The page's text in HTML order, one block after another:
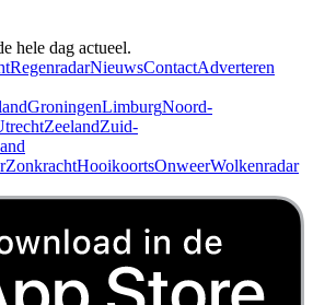
hele dag actueel.
RegenradarNieuwsContactAdverteren
GroningenLimburgNoord-
ZeelandZuid-
ZonkrachtHooikoortsOnweerWolkenradar